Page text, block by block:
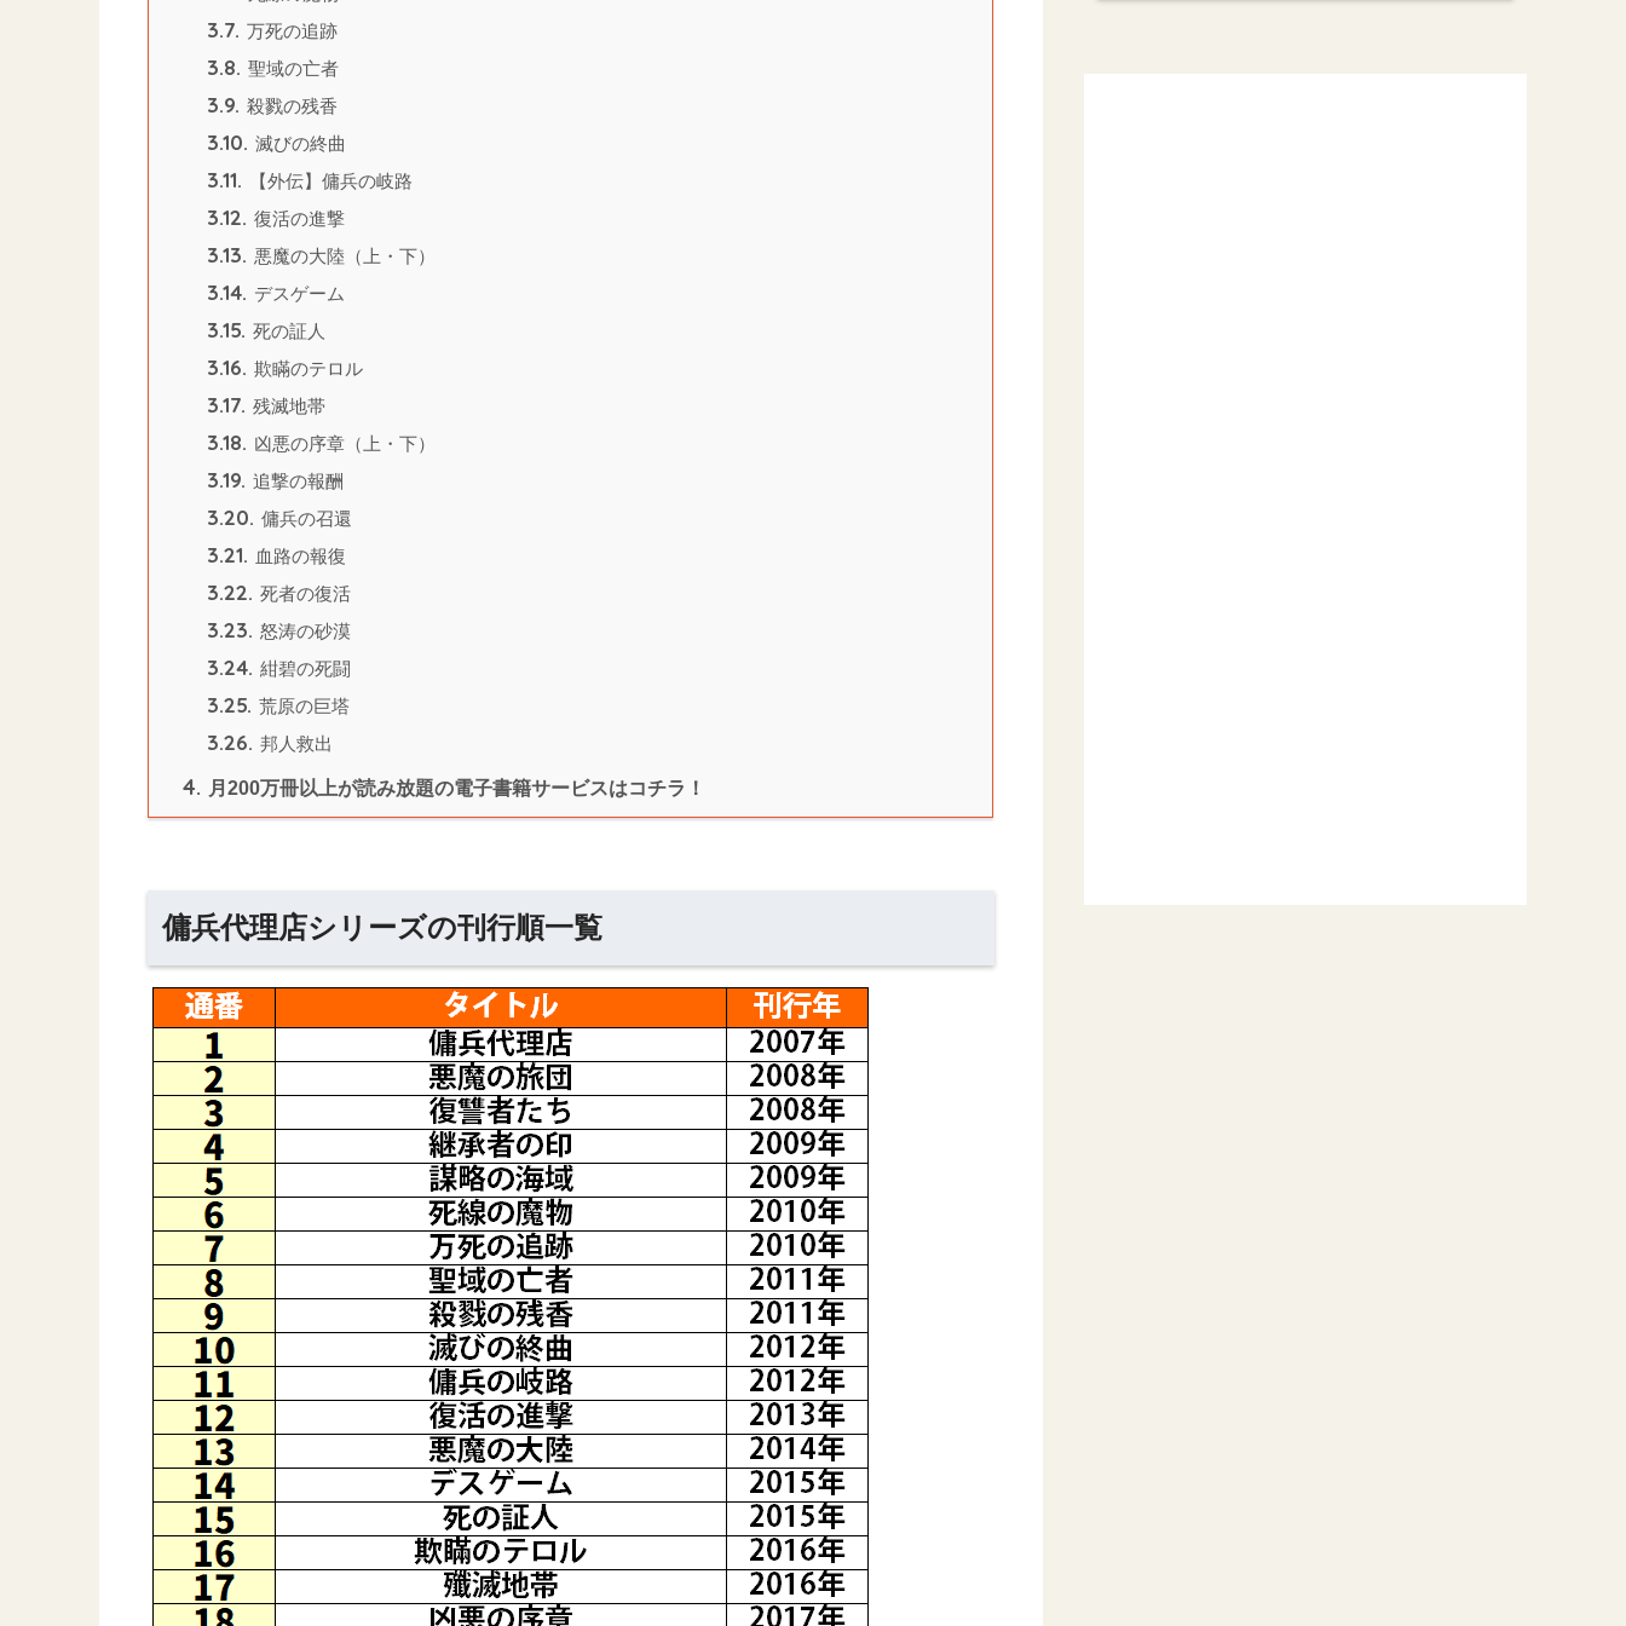
3.7. 万死の追跡
3.8. 聖域の亡者
3.9. 殺戮の残香
3.10. 滅びの終曲
3.11. 【外伝】傭兵の岐路
3.12. 復活の進撃
3.13. 悪魔の大陸（上・下）
3.14. デスゲーム
3.15. 死の証人
3.16. 欺瞞のテロル
3.17. 残滅地帯
3.18. 凶悪の序章（上・下）
3.19. 追撃の報酬
3.20. 傭兵の召還
3.21. 血路の報復
3.22. 死者の復活
3.23. 怒涛の砂漠
3.24. 紺碧の死闘
3.25. 荒原の巨塔
3.26. 邦人救出
4. 月200万冊以上が読み放題の電子書籍サービスはコチラ！
傭兵代理店シリーズの刊行順一覧